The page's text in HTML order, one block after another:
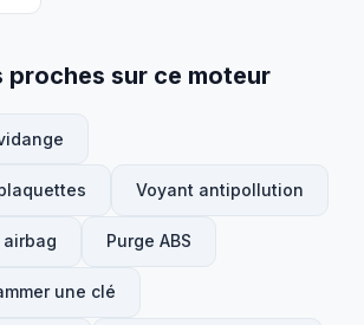
proches sur ce moteur
Voyant antipollution
Purge ABS
une clé